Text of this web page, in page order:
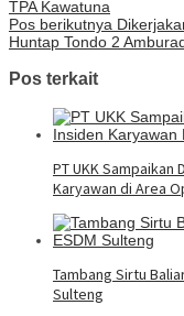
TPA Kawatuna
Pos berikutnya
Huntap Tondo 2
Pos terkait
PT UKK Sampaikan
Karyawan di Area
Tambang Sirtu
Sulteng